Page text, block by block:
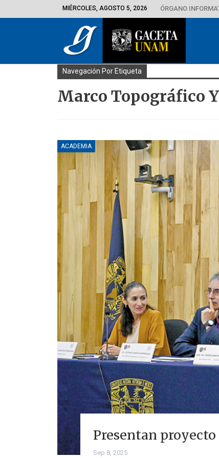
MIÉRCOLES, AGOSTO 5, 2026 ÓRGANO
Navegación Por Etiqueta
Marco Topográfico
ACADEMIA
Presentan
Sep 8, 2025